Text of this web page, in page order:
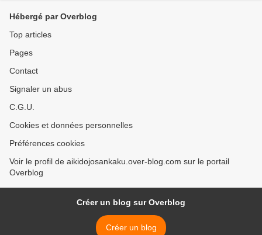
Hébergé par Overblog
Top articles
Pages
Contact
Signaler un abus
C.G.U.
Cookies et données personnelles
Préférences cookies
Voir le profil de aikidojosankaku.over-blog.com sur le portail
Overblog
Créer un blog sur Overblog
Créer un blog